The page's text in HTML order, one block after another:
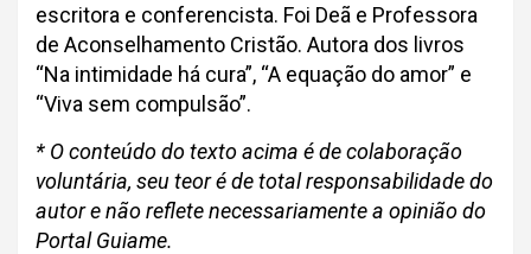
escritora e conferencista. Foi Deã e Professora
de Aconselhamento Cristão. Autora dos livros
“Na intimidade há cura”, “A equação do amor” e
“Viva sem compulsão”.
* O conteúdo do texto acima é de colaboração
voluntária, seu teor é de total responsabilidade do
autor e não reflete necessariamente a opinião do
Portal Guiame.